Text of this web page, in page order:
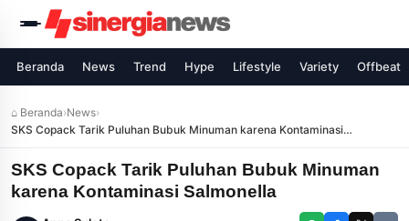
Beranda News Trend Hype Lifestyle Variety Offbeat
⌂ Beranda›News›
SKS Copack Tarik Puluhan Bubuk Minuman karena Kontaminasi
Salmonella
SKS Copack Tarik Puluhan Bubuk Minuman
karena Kontaminasi Salmonella